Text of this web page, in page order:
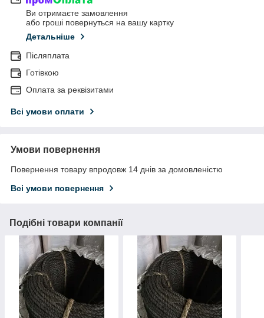
Ви отримаєте замовлення
або гроші повернуться на вашу картку
Детальніше
Післяплата
Готівкою
Оплата за реквізитами
Всі умови оплати
Умови повернення
Повернення товару впродовж 14 днів за домовленістю
Всі умови повернення
Подібні товари компанії